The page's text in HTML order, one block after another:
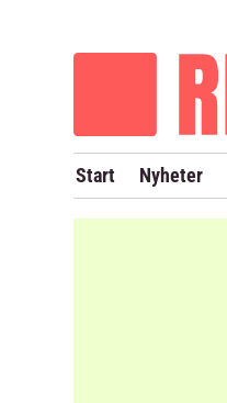
Start Nyheter
OM REVANSCH